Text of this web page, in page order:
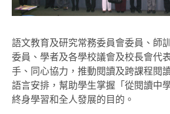
語文教育及研究常務委員會委員、師
委員、學者及各學校議會及校長會代
手、同心協力，推動閱讀及跨課程閱
語言安排，幫助學生掌握「從閱讀中
終身學習和全人發展的目的。